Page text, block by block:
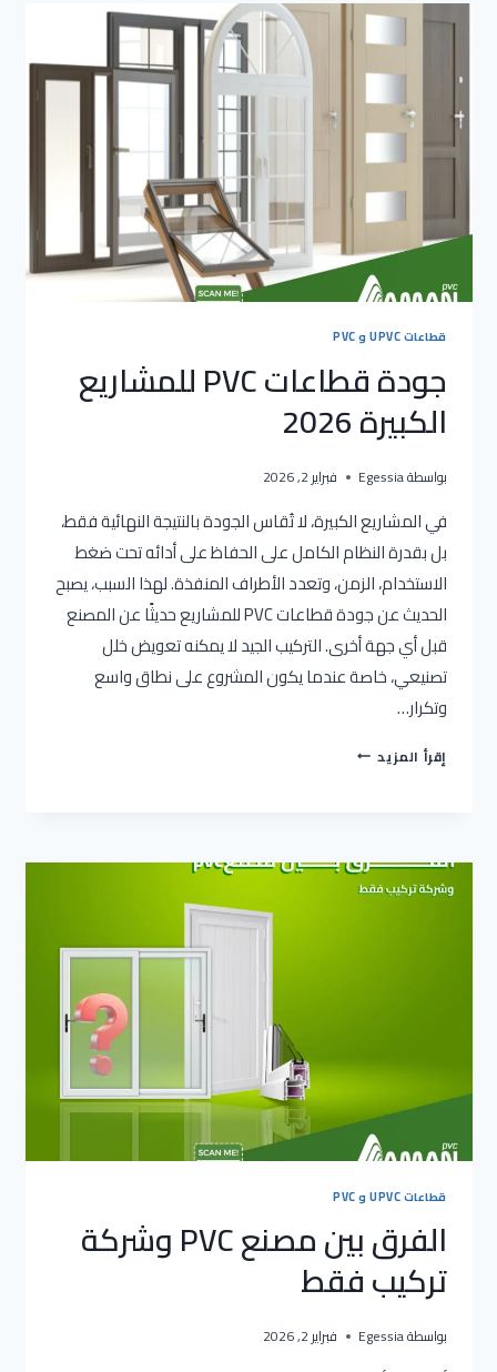
من
غير
قطاعات UPVC و PVC
جودة قطاعات PVC للمشاريع
الكبيرة 2026
بواسطةEgessia فبراير 2, 2026
في المشاريع الكبيرة، لا تُقاس الجودة بالنتيجة النهائية فقط،
بل بقدرة النظام الكامل على الحفاظ على أدائه تحت ضغط
الاستخدام، الزمن، وتعدد الأطراف المنفذة. لهذا السبب، يصبح
الحديث عن جودة قطاعات PVC للمشاريع حديثًا عن المصنع
قبل أي جهة أخرى. التركيب الجيد لا يمكنه تعويض خلل
تصنيعي، خاصة عندما يكون المشروع على نطاق واسع
وتكرار…
إقرأ المزيد جودة
2026
قطاعات UPVC و PVC
الفرق بين مصنع PVC وشركة
تركيب فقط
بواسطةEgessia فبراير 2, 2026